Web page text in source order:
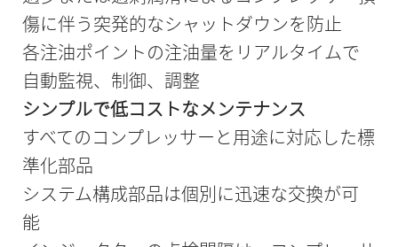
傷に伴う突発的なシャットダウンを防止
各注油ポイントの注油量をリアルタイムで
自動監視、制御、調整
シンプルで低コストなメンテナンス
すべてのコンプレッサーと用途に対応した標
準化部品
システム構成部品は個別に迅速な交換が可
能